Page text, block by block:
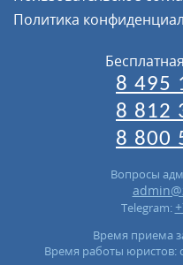
Политика
8 495
8 812
8 800
Вопросы
Telegram:
Время приема
Время работы юристов: